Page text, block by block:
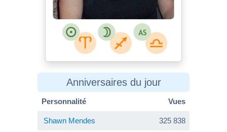
Anniversaires du jour
Personnalité Vues
Shawn Mendes 325 838